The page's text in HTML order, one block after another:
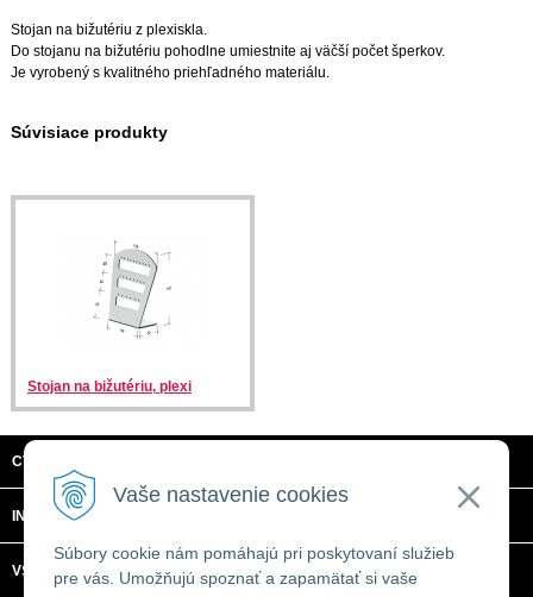
Vaše nastavenie cookies
Súbory cookie nám pomáhajú pri poskytovaní služieb
pre vás. Umožňujú spoznať a zapamätať si vaše
Stojan na bižutériu z plexiskla.
Do stojanu na bižutériu pohodlne umiestnite aj väčší počet šperkov.
Je vyrobený s kvalitného priehľadného materiálu.
Súvisiace produkty
Stojan na bižutériu, plexi
CTRL + C, S.R.O.
INFORMÁCIE
VŠETKO O NÁKUPE